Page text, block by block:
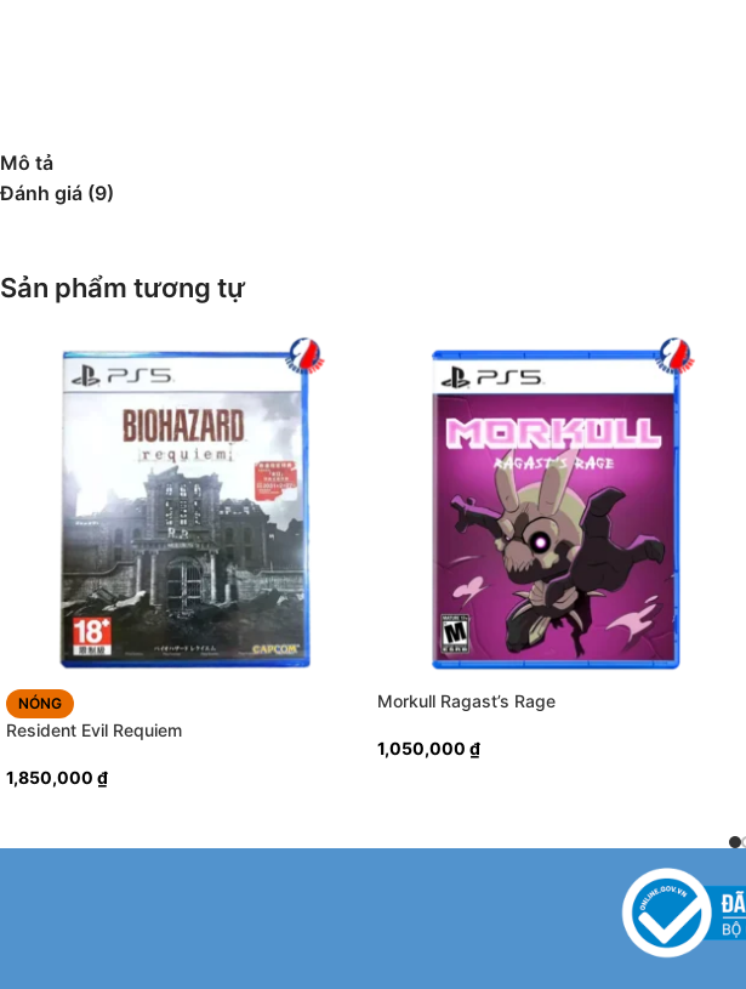
Mô tả
Đánh giá (9)
Sản phẩm tương tự
NÓNG
Resident Evil Requiem
1,850,000 ₫
Morkull Ragast’s Rage
1,050,000 ₫